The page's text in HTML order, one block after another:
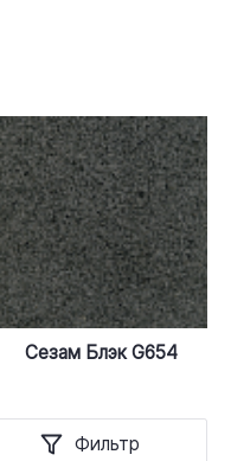
Сезам Блэк G654
Фильтр